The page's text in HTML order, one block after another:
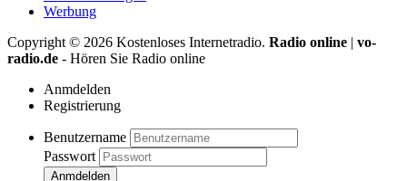
Werbung
Copyright © 2026 Kostenloses Internetradio. Radio online | vo-
radio.de - Hören Sie Radio online
Anmdelden
Registrierung
Benutzername
Passwort
Anmdelden